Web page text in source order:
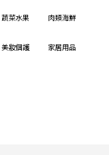
蔬菜水果 肉類海鮮
美妝個護 家居用品